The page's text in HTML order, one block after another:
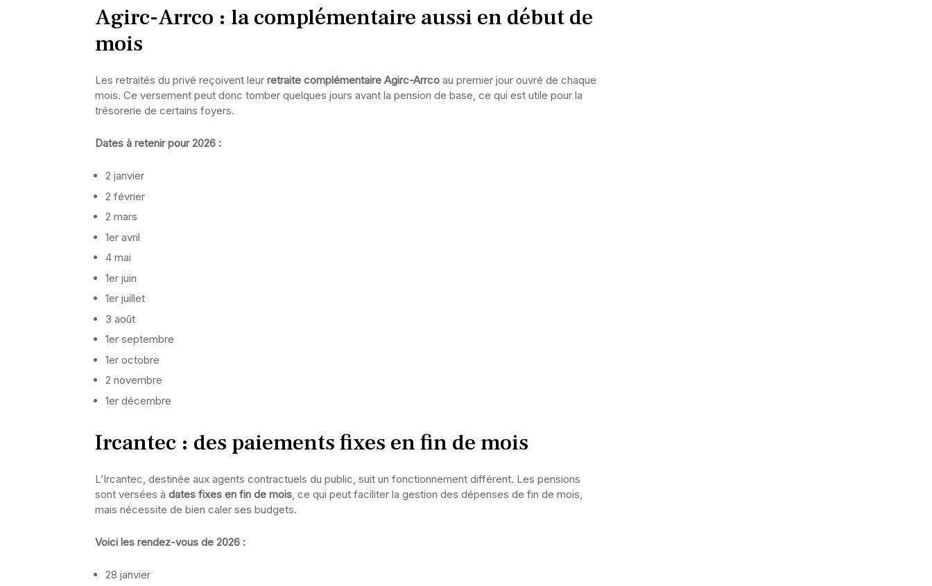
Agirc-Arrco : la complémentaire aussi en début de
mois
Les retraités du privé reçoivent leur retraite complémentaire Agirc-Arrco au premier jour ouvré de chaque
mois. Ce versement peut donc tomber quelques jours avant la pension de base, ce qui est utile pour la
trésorerie de certains foyers.
Dates à retenir pour 2026 :
2 janvier
2 février
2 mars
1er avril
4 mai
1er juin
1er juillet
3 août
1er septembre
1er octobre
2 novembre
1er décembre
Ircantec : des paiements fixes en fin de mois
L’Ircantec, destinée aux agents contractuels du public, suit un fonctionnement différent. Les pensions
sont versées à dates fixes en fin de mois , ce qui peut faciliter la gestion des dépenses de fin de mois,
mais nécessite de bien caler ses budgets.
Voici les rendez-vous de 2026 :
28 janvier